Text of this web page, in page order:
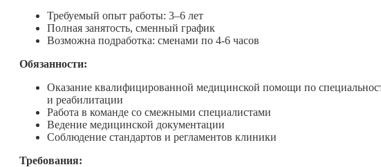
Требуемый опыт работы: 3–6 лет
Полная занятость, сменный график
Возможна подработка: сменами по 4-6 часов
Обязанности:
Оказание квалифицированной медицинской помощи по
и реабилитации
Работа в команде со смежными специалистами
Ведение медицинской документации
Соблюдение стандартов и регламентов клиники
Требования: